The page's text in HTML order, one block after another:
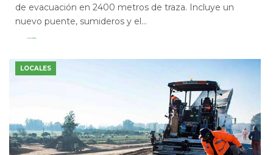
de evacuación en 2400 metros de traza. Incluye un
nuevo puente, sumideros y el...
Leer Más
LOCALES